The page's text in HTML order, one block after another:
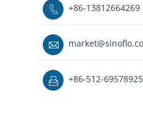
 +86-13812664269

 +86-512-69578925